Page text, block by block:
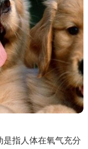
指人体在氧气充分